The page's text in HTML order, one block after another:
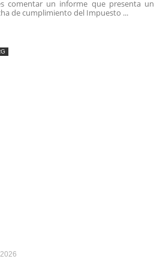
comentar un informe que presenta un
de cumplimiento del Impuesto ...